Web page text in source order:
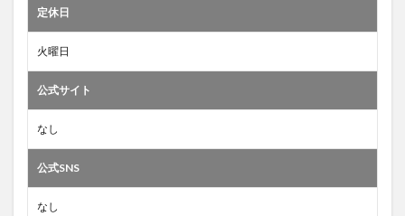
定休日
火曜日
公式サイト
なし
公式SNS
なし